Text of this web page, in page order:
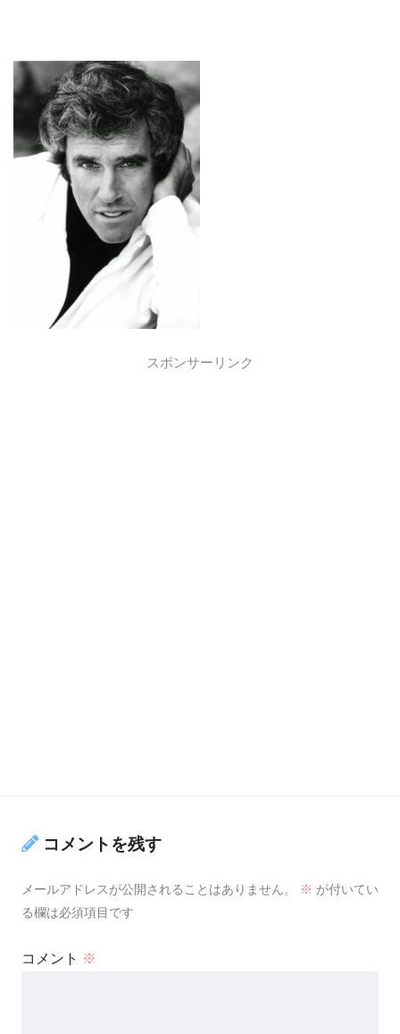
スポンサーリンク
コメントを残す
メールアドレスが公開されることはありません。 ※ が付いてい
る欄は必須項目です
コメント ※